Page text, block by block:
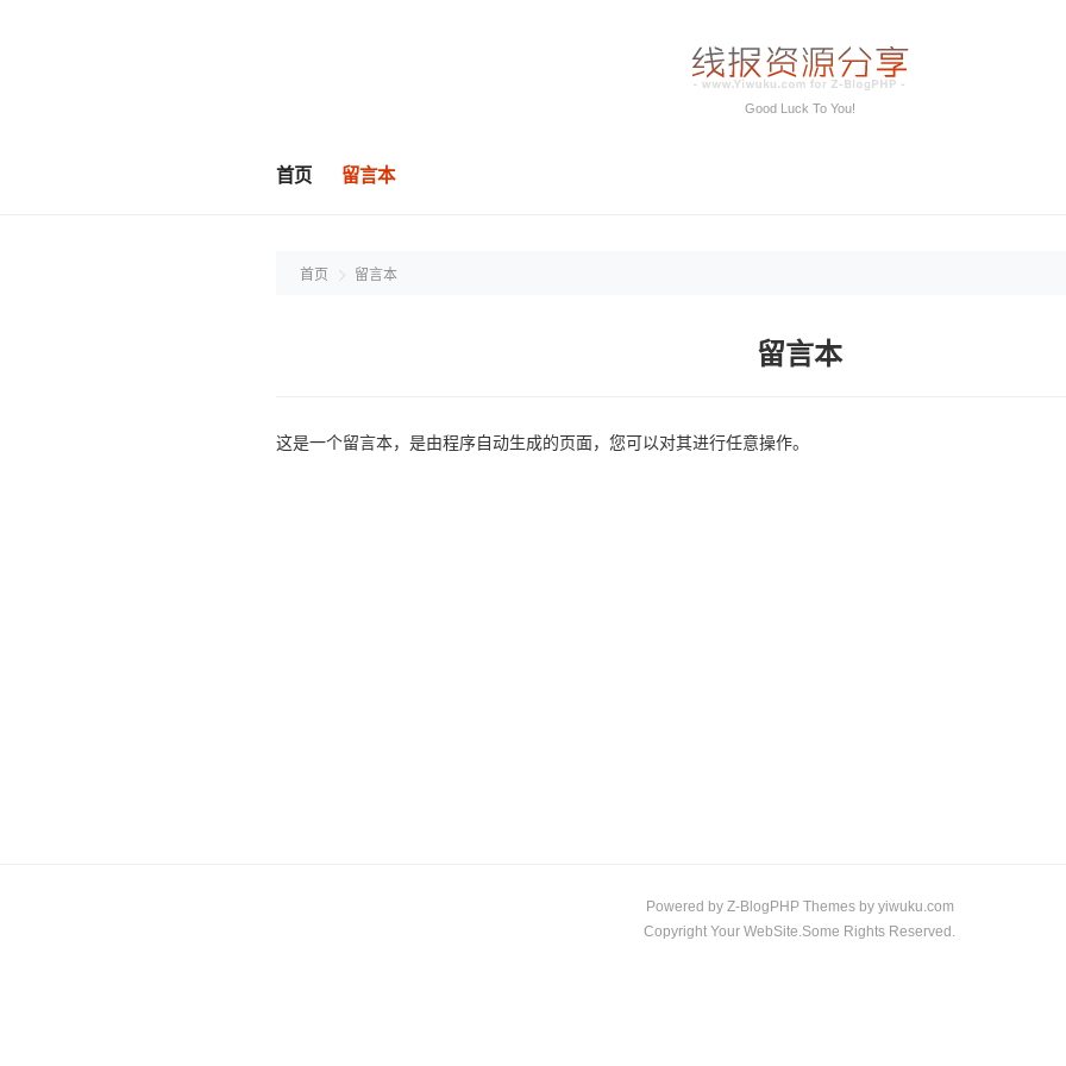
Good Luck To You!
首页 留言本
首页 留言本
留言本
这是一个留言本，是由程序自动生成的页面，您可以对其进行任意操作。
Powered by Z-BlogPHPThemes by yiwuku.com
Copyright Your WebSite.Some Rights Reserved.